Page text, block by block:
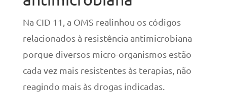
Na CID 11, a OMS realinhou os códigos
relacionados à resistência antimicrobiana
porque diversos micro-organismos estão
cada vez mais resistentes às terapias, não
reagindo mais às drogas indicadas.